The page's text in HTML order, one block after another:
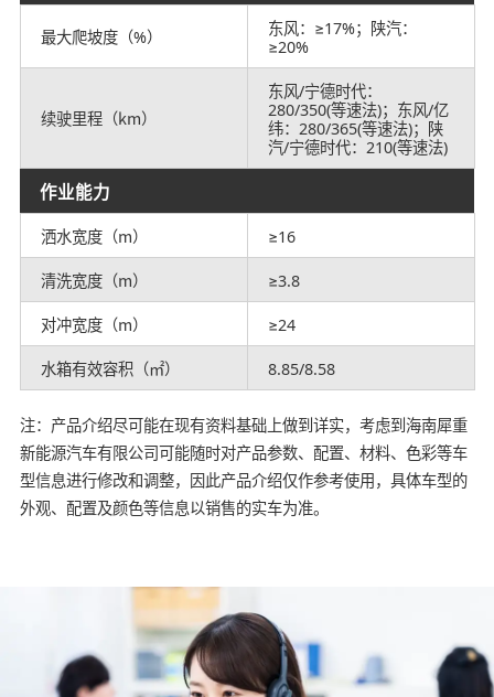
最大爬坡度（%）
东风：≥17%；陕汽：
≥20%
续驶里程（km）
东风/宁德时代：
280/350(等速法)；东风/亿
纬：280/365(等速法)；陕
汽/宁德时代：210(等速法)
作业能力
洒水宽度（m）
≥16
清洗宽度（m）
≥3.8
对冲宽度（m）
≥24
水箱有效容积（㎡）
8.85/8.58
注：产品介绍尽可能在现有资料基础上做到详实，考虑到海南犀重
新能源汽车有限公司可能随时对产品参数、配置、材料、色彩等车
型信息进行修改和调整，因此产品介绍仅作参考使用，具体车型的
外观、配置及颜色等信息以销售的实车为准。